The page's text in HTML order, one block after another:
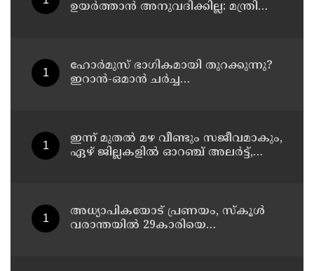
ഉയര്‍ത്താന്‍ അനുവദിക്കില്ല: മന്ത്രി
ഹോര്‍മുസ് ഭാഗികമായി തുറക്കുന്നു?
ഇറാന്‍-ഒമാന്‍ ചര്‍ച്ച
ഇന്ന് മുതല്‍ മഴ വീണ്ടും സജീവമാകും,
ഏഴ് ജില്ലകളില്‍ ഓറഞ്ച് അലര്‍ട്ട്,
അധ്യാപികയോട് പ്രണയം, സ്‌കൂള്‍
വരാന്തയില്‍ 29കാരിയെ